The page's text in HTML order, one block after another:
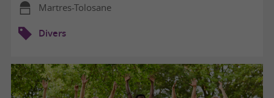
Martres-Tolosane
Divers